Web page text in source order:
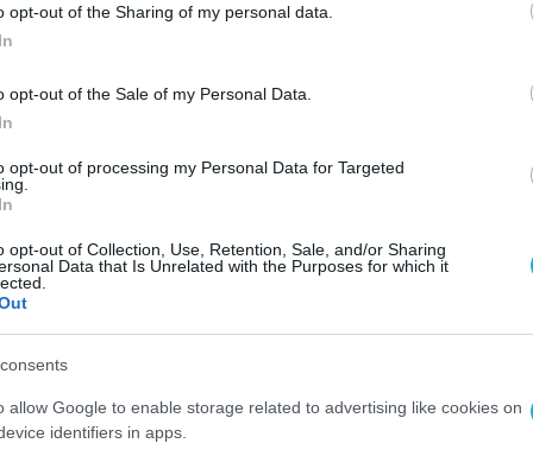
opt-out of the Sharing of my personal data.
opt-out of the Sale of my Personal Data.
opt-out of processing my Personal Data for Targeted
opt-out of Collection, Use, Retention, Sale, and/or Sharing
Data that Is Unrelated with the Purposes for which it
allow Google to enable storage related to advertising like cookies on
identifiers in apps.
moving forward.
it, then go to Congress and change the law.”
to do this…
Rugg (@CollinRugg)January 27, 2025
δημοσίευσε στο Instagram, το οποίο
διαγράψει, η 32χρονη Σελένα Γκόμεζ,
μιλώντας για την απέλαση των Μεξικανών
χωρίς χαρτιά παραδεχόμενη δηλαδή ότι
διαμένοντες στην χώρα!